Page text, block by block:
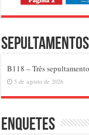
B118 – Três
5 de agosto de 2026
Enquetes